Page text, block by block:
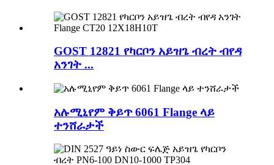
GOST 12821 የካርቦን አይዝጌ ብረት ብየዳ
አንገት ...
አሉሚኒየም ቅይጥ 6061 Flange ላይ
ተንሸራታች